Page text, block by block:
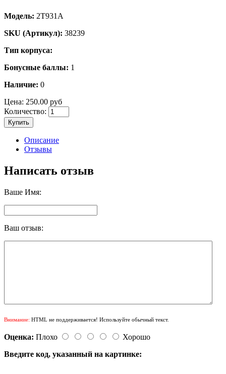
Модель: 2Т931А
SKU (Артикул): 38239
Тип корпуса:
Бонусные баллы: 1
Наличие: 0
Цена: 250.00 руб
Количество:
Купить
Описание
Отзывы
Написать отзыв
Ваше Имя:
Ваш отзыв:
Внимание: HTML не поддерживается! Используйте обычный текст.
Оценка: Плохо
Хорошо
Введите код, указанный на картинке: